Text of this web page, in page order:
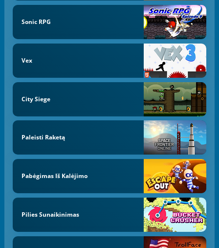
Sonic RPG
Vex
City Siege
Paleisti Raketą
Pabėgimas Iš Kalėjimo
Pilies Sunaikinimas